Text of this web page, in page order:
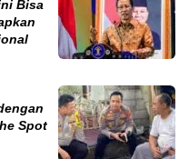
Bisa
Spot